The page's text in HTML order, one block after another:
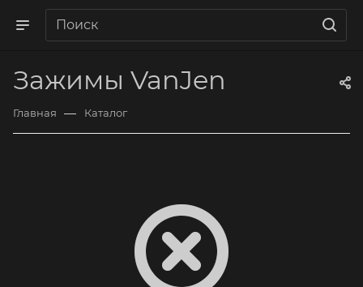
Зажимы VanJen
Главная — Каталог